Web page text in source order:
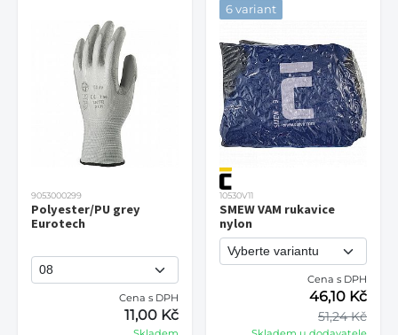
9053000299
Polyester/PU grey
Eurotech
Cena s DPH
11,00 Kč
6 variant
10530V11
SMEW VAM rukavice
nylon
Cena s DPH
51,24 Kč
46,10 Kč